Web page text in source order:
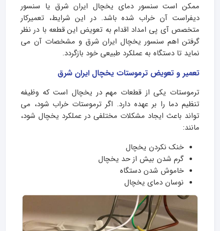
ممکن است سنسور دمای یخچال ایران شرق یا سنسور
دیفراست آن خراب شده باشد. در این شرایط، تعمیرکار
متخصص آی پی امداد اقدام به تعویض این قطعه با در نظر
گرفتن اهم سنسور یخچال ایران شرق و مشخصات آن می
نماید تا دستگاه به عملکرد طبیعی خود بازگردد.
تعمیر و تعویض ترموستات یخچال ایران شرق
ترموستات یکی از قطعات مهم در یخچال است که وظیفه
تنظیم دما را بر عهده دارد. اگر ترموستات خراب شود، می‌
تواند باعث ایجاد مشکلات مختلفی در عملکرد یخچال شود،
مانند:
خنک نکردن یخچال
گرم شدن بیش از حد یخچال
خاموش شدن دستگاه
نوسان دمای یخچال